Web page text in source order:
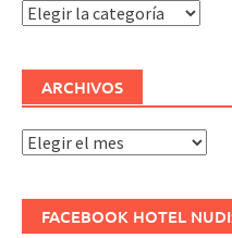
Categorías
ARCHIVOS
Archivos
FACEBOOK HOTEL